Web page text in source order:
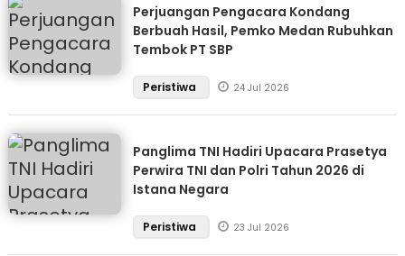
Perjuangan Pengacara Kondang
Berbuah Hasil, Pemko Medan Rubuhkan
Tembok PT SBP
Peristiwa 24 Jul 2026
Panglima TNI Hadiri Upacara Prasetya
Perwira TNI dan Polri Tahun 2026 di
Istana Negara
Peristiwa 23 Jul 2026